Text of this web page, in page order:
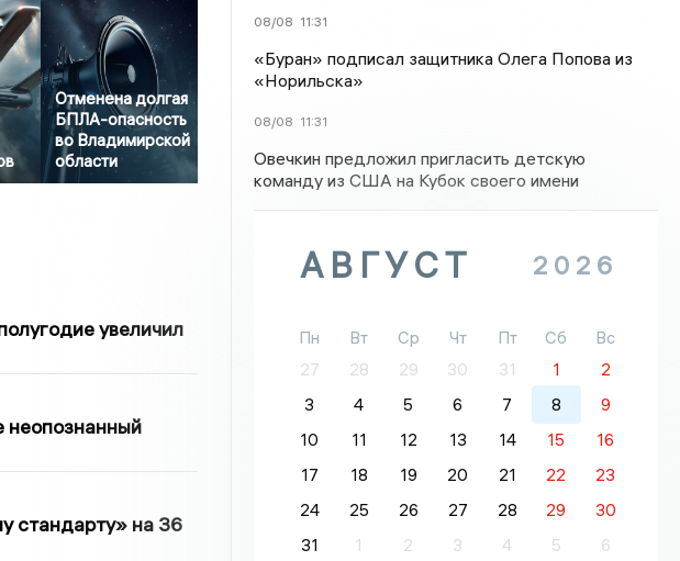
Отменена долгая
БПЛА-опасность
во Владимирской
области
увеличил
неопознанный
стандарту» на 36
08/08 11:31
«Буран» подписал защитника Олега Попова из
«Норильска»
08/08 11:31
Овечкин предложил пригласить детскую
команду из США на Кубок своего имени
АВГУСТ 2026
Пн Вт Ср Чт Пт Сб
Вс
27
28 29 30 31 1
2
3
4 5 6 7 8
9
10
11 12 13 14 15
16
17
18 19 20 21 22
23
24
25 26 27 28 29
30
31
1 2 3 4 5 6